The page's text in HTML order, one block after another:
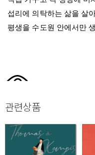
섭리에 의탁하는 삶을 살
평생을 수도원 안에서만
관련상품